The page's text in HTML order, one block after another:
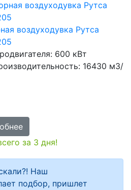
воздуходувка Рутса
600 кВт
16430 м3/
за 3 дня!
Наш
подбор, пришлет